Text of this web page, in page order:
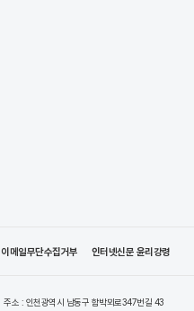
이메일무단수집거부 인터넷신문 윤리강령
주소 : 인천광역시 남동구 함박뫼로347번길 43